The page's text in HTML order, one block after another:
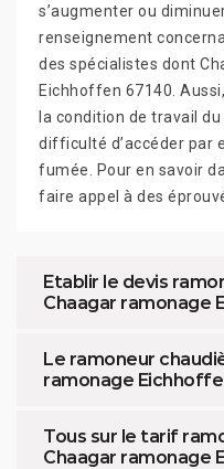
s’augmenter ou
renseignement
des spécialistes dont
Eichhoffen 67140.
la condition de travail
difficulté d’accéder par
fumée. Pour en savoir
faire appel à des
Etablir le devis
Chaagar ramonage
Le ramoneur
ramonage
Tous sur le tarif
Chaagar ramonage